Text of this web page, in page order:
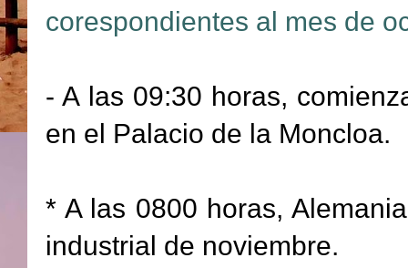
corespondientes al mes de
- A las 09:30 horas,
en el Palacio de la Moncloa.
* A las 0800 horas,
industrial de noviembre.